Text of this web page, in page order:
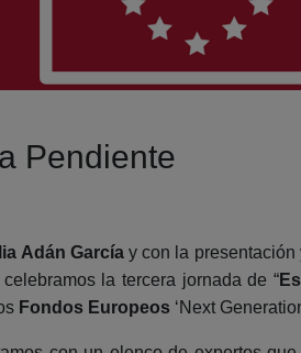
Pendiente
Adán Garcíay con la presentación
la tercera jornada de “
Fondos Europeos ‘Next